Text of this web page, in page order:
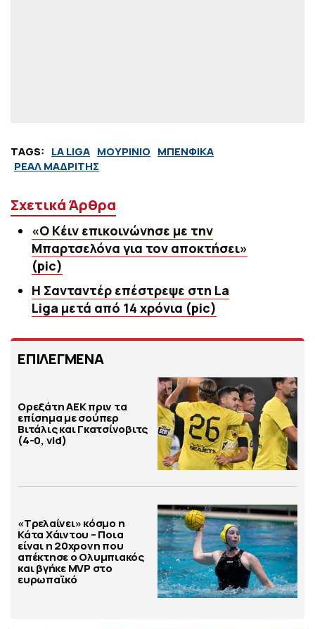
TAGS: LA LIGA ΜΟΥΡΙΝΙΟ ΜΠΕΝΦΙΚΑ
ΡΕΑΛ ΜΑΔΡΙΤΗΣ
Σχετικά Άρθρα
«Ο Κέιν επικοινώνησε με την
Μπαρτσελόνα για τον αποκτήσει»
(pic)
Η Σανταντέρ επέστρεψε στη La
Liga μετά από 14 χρόνια (pic)
ΕΠΙΛΕΓΜΕΝΑ
Ορεξάτη ΑΕΚ πριν τα
επίσημα με σούπερ
Βιτάλις και Γκατσίνοβιτς
(4-0, vid)
«Τρελαίνει» κόσμο η
Κάτα Χάιντου – Ποια
είναι η 20χρονη που
απέκτησε ο Ολυμπιακός
και βγήκε MVP στο
ευρωπαϊκό